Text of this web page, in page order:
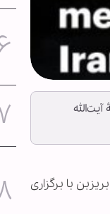
با برگزاری